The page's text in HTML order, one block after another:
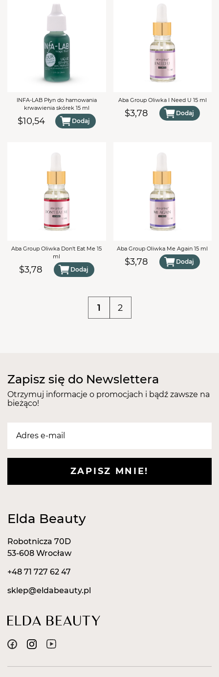
INFA-LAB Płyn do hamowania
krwawienia skórek 15 ml
$10,54 Dodaj
Aba Group Oliwka I Need U 15 ml
$3,78 Dodaj
Aba Group Oliwka Don't Eat Me 15
ml
$3,78 Dodaj
Aba Group Oliwka Me Again 15 ml
$3,78 Dodaj
1 2
Zapisz się do Newslettera
Otrzymuj informacje o promocjach i bądź zawsze na
bieżąco!
ZAPISZ MNIE!
Elda Beauty
Robotnicza 70D
53-608 Wrocław
+48 71 727 62 47
sklep@eldabeauty.pl